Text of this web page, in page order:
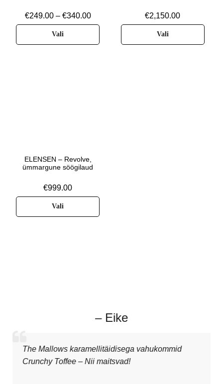
€249.00 – €340.00
Vali
€2,150.00
Vali
ELENSEN – Revolve,
ümmargune söögilaud
€999.00
Vali
– Eike
The Mallows karamellitäidisega vahukommid
Crunchy Toffee – Nii maitsvad!